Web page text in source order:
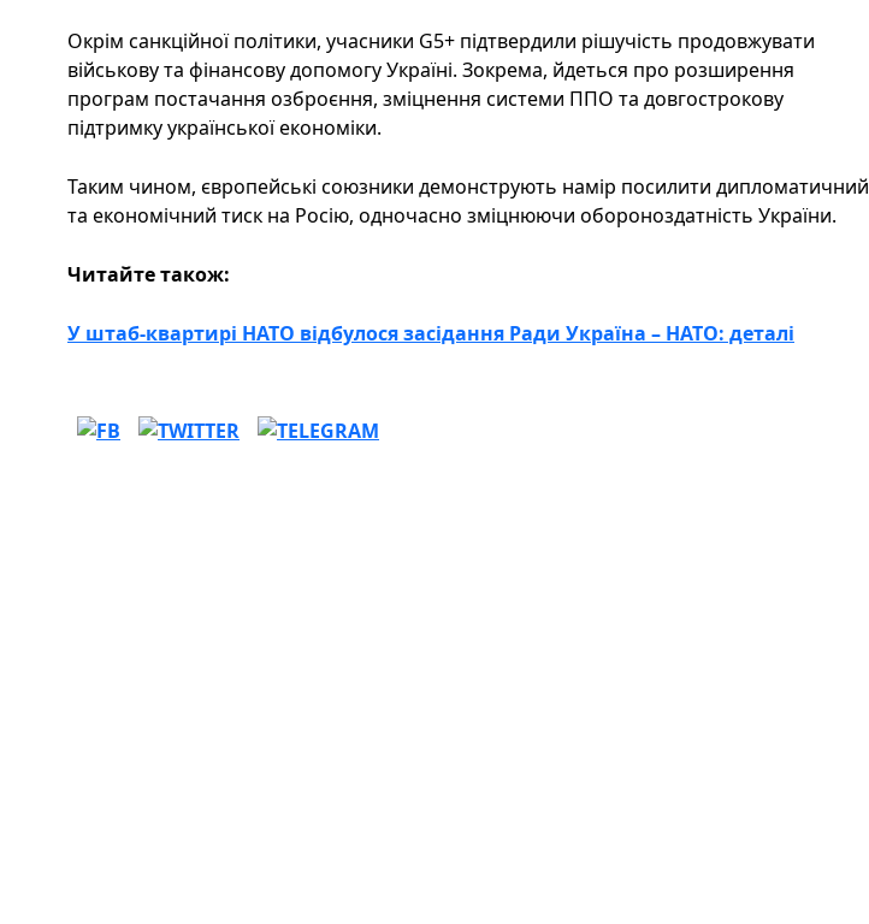
Окрім санкційної політики, учасники G5+ підтвердили рішучість продовжувати
військову та фінансову допомогу Україні. Зокрема, йдеться про розширення
програм постачання озброєння, зміцнення системи ППО та довгострокову
підтримку української економіки.
Таким чином, європейські союзники демонструють намір посилити дипломатичний
та економічний тиск на Росію, одночасно зміцнюючи обороноздатність України.
Читайте також:
У штаб-квартирі НАТО відбулося засідання Ради Україна – НАТО: деталі